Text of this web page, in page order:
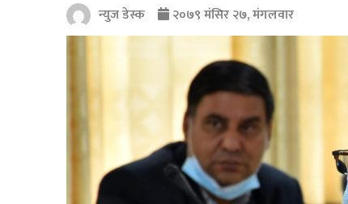
न्युज डेस्क २०७९ मंसिर २७, मंगलवार